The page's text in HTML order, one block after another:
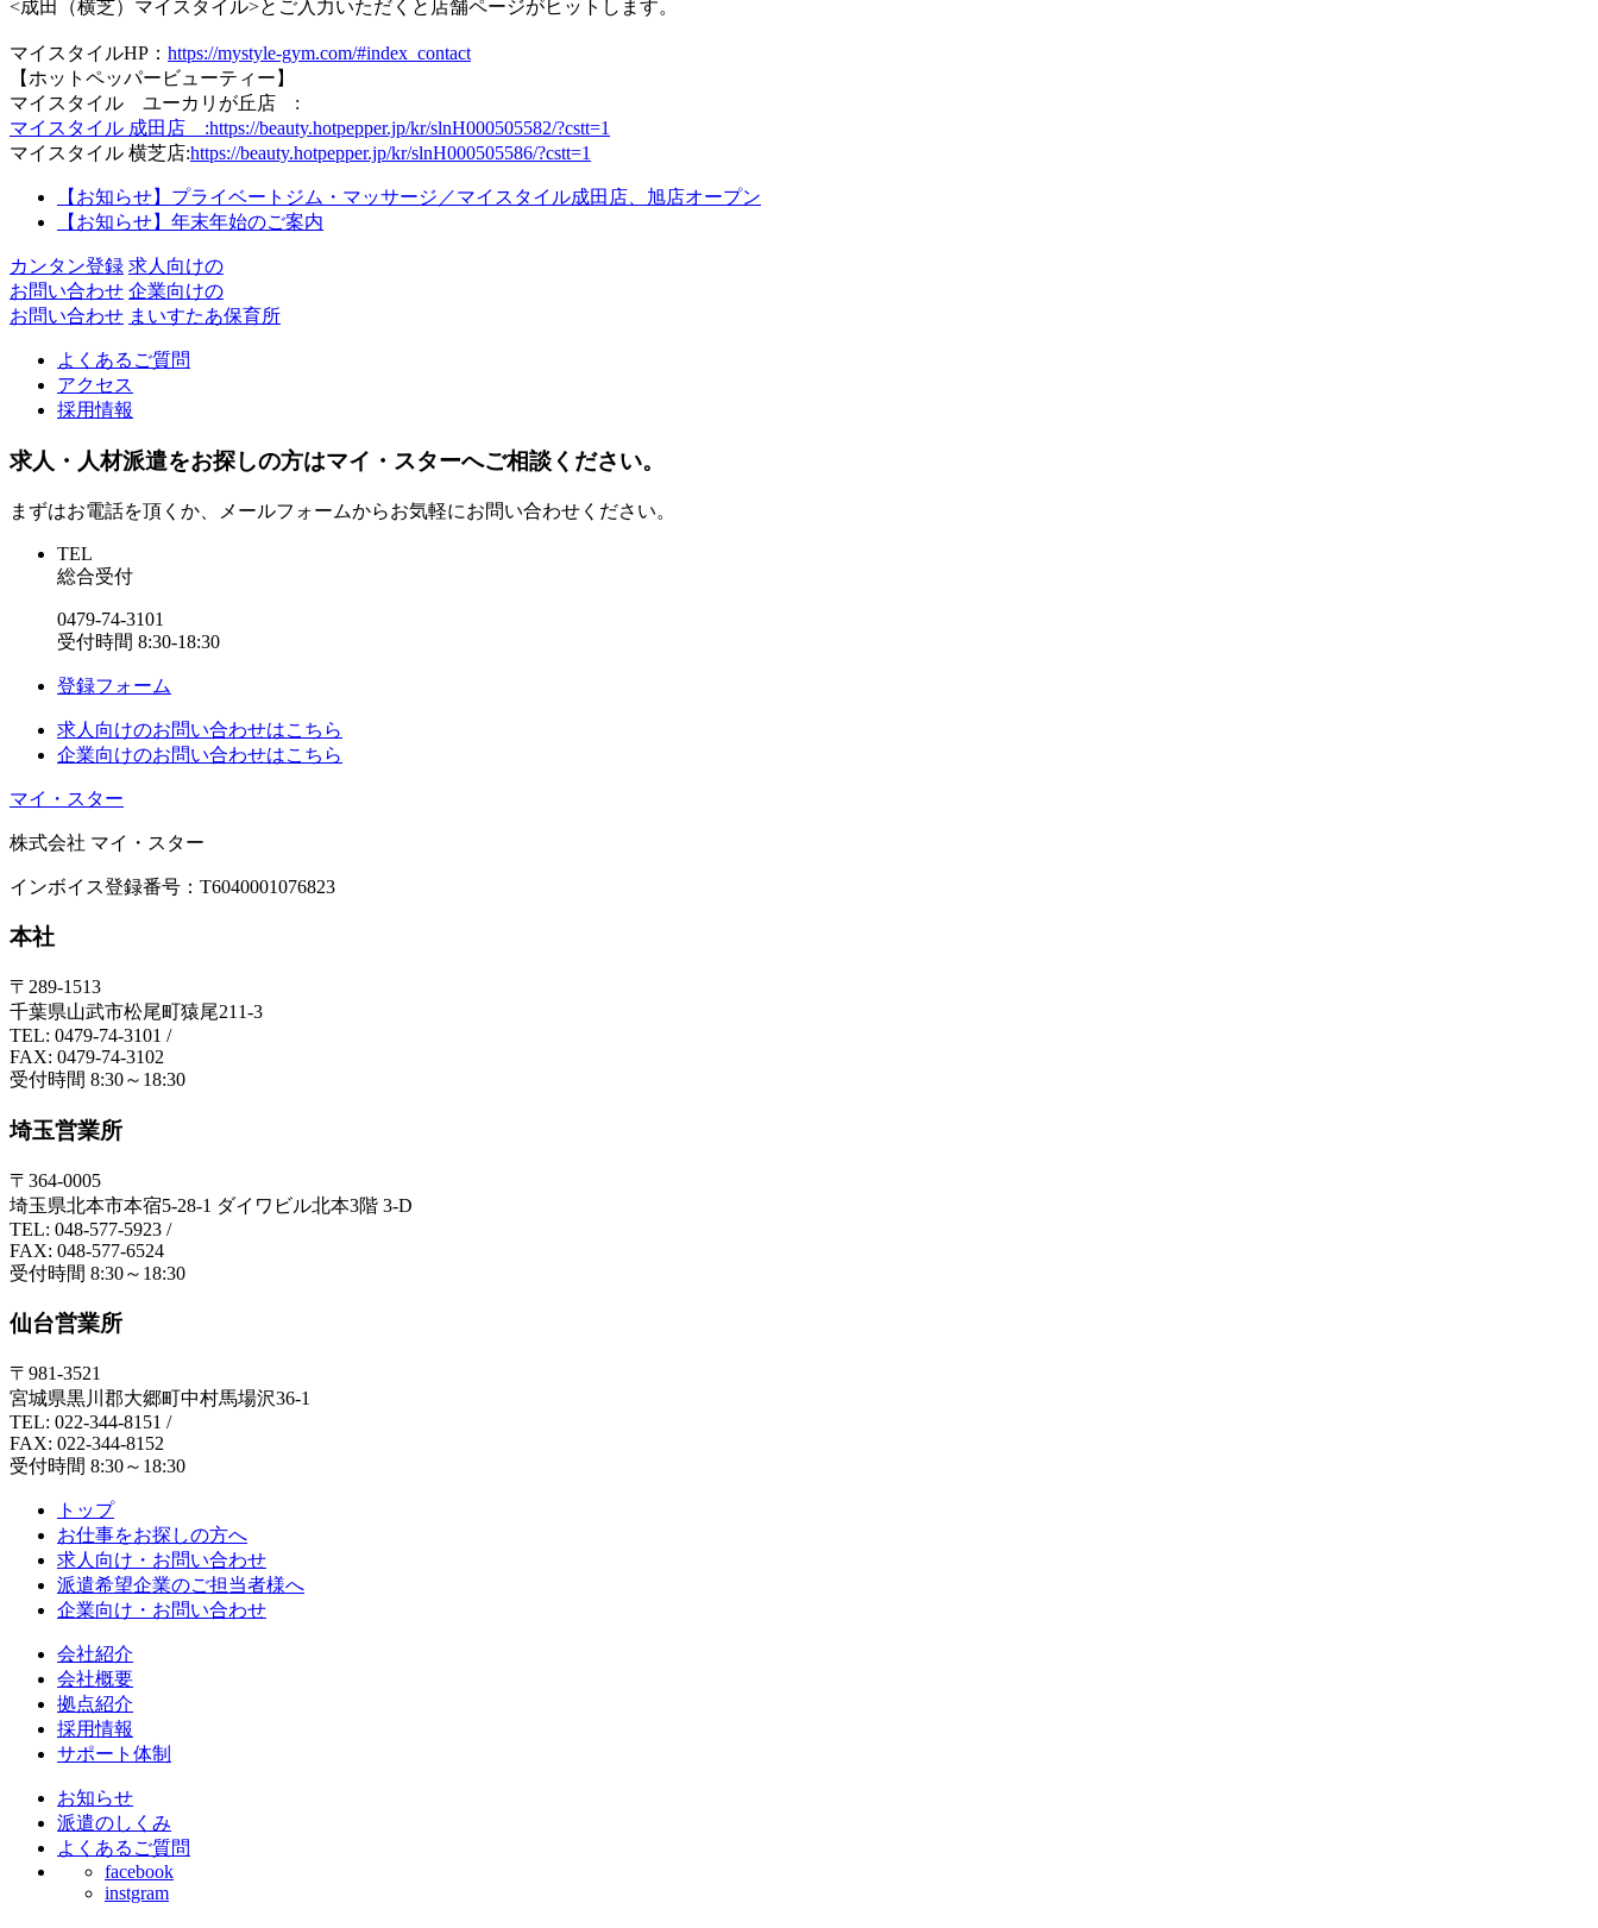
<成田（横芝）マイスタイル>とご入力いただくと店舗ページがヒットします。
マイスタイルHP： https://mystyle-gym.com/#index_contact
【ホットペッパービューティー】
マイスタイル ユーカリが丘店 :
マイスタイル 成田店 :https://beauty.hotpepper.jp/kr/slnH000505582/?cstt=1
マイスタイル 横芝店:https://beauty.hotpepper.jp/kr/slnH000505586/?cstt=1
【お知らせ】プライベートジム・マッサージ／マイスタイル成田店、旭店オープン
【お知らせ】年末年始のご案内
カンタン登録 求人 向けの
お問い合わせ 企業向けの
お問い合わせ まいすたあ保育所
よくあるご質問
アクセス
採用情報
求人・人材派遣をお探しの方はマイ・スターへご相談ください。
まずはお電話を頂くか、メールフォームからお気軽にお問い合わせください。
TEL
総合受付
0479-74-3101
受付時間 8:30-18:30
登録フォーム
求人 向けのお問い合わせはこちら
企業向けのお問い合わせはこちら
マイ・スター
株式会社 マイ・スター
インボイス登録番号：T6040001076823
本社
〒289-1513
千葉県山武市松尾町猿尾211-3
TEL: 0479-74-3101 /
FAX: 0479-74-3102
受付時間 8:30～18:30
埼玉営業所
〒364-0005
埼玉県北本市本宿5-28-1 ダイワビル北本3階 3-D
TEL: 048-577-5923 /
FAX: 048-577-6524
受付時間 8:30～18:30
仙台営業所
〒981-3521
宮城県黒川郡大郷町中村馬場沢36-1
TEL: 022-344-8151 /
FAX: 022-344-8152
受付時間 8:30～18:30
トップ
お仕事をお探しの方へ
求人向け・お問い合わせ
派遣希望企業のご担当者様へ
企業向け・お問い合わせ
会社紹介
会社概要
拠点紹介
採用情報
サポート体制
お知らせ
派遣のしくみ
よくあるご質問
facebook
instgram